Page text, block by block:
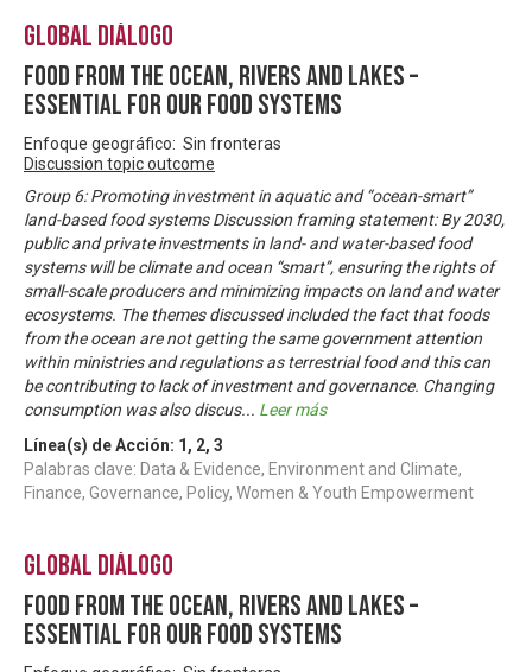
Global Diálogo
Food from the ocean, rivers and lakes –
essential for our food systems
Enfoque geográfico: Sin fronteras
Discussion topic outcome
Group 6: Promoting investment in aquatic and “ocean-smart”
land-based food systems Discussion framing statement: By 2030,
public and private investments in land- and water-based food
systems will be climate and ocean “smart”, ensuring the rights of
small-scale producers and minimizing impacts on land and water
ecosystems. The themes discussed included the fact that foods
from the ocean are not getting the same government attention
within ministries and regulations as terrestrial food and this can
be contributing to lack of investment and governance. Changing
consumption was also discus... Leer más
Línea(s) de Acción: 1 , 2, 3
Palabras clave: Data & Evidence, Environment and Climate,
Finance, Governance, Policy, Women & Youth Empowerment
Global Diálogo
Food from the ocean, rivers and lakes –
essential for our food systems